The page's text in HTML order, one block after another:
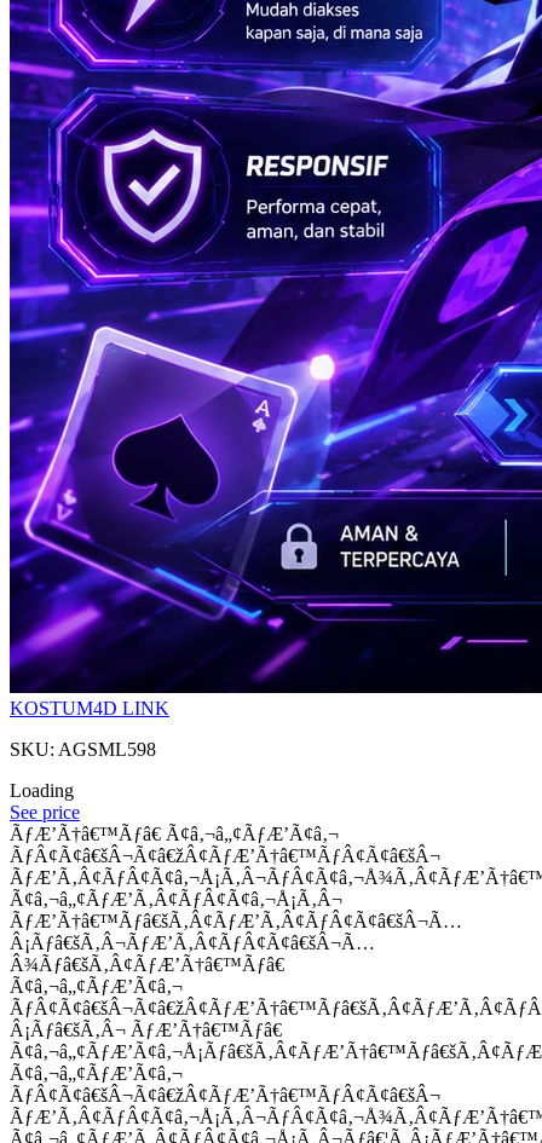
KOSTUM4D LINK
SKU: AGSML598
Loading
See price
ÃƒÆ’Ã†â€™Ãƒâ€ Ã¢â‚¬â„¢ÃƒÆ’Ã¢â‚¬
ÃƒÂ¢Ã¢â€šÂ¬Ã¢â€žÂ¢ÃƒÆ’Ã†â€™ÃƒÂ¢Ã¢â€šÂ¬
Ã¢â‚¬â„¢ÃƒÆ’Ã‚Â¢ÃƒÂ¢Ã¢â‚¬Å¡Ã‚Â¬
ÃƒÆ’Ã†â€™Ãƒâ€šÃ‚Â¢ÃƒÆ’Ã‚Â¢ÃƒÂ¢Ã¢â€šÂ¬Ã…
Â¡Ãƒâ€šÃ‚Â¬ÃƒÆ’Ã‚Â¢ÃƒÂ¢Ã¢â€šÂ¬Ã…
Â¾Ãƒâ€šÃ‚Â¢ÃƒÆ’Ã†â€™Ãƒâ€
Ã¢â‚¬â„¢ÃƒÆ’Ã¢â‚¬
Â¡Ãƒâ€šÃ‚Â¬ ÃƒÆ’Ã†â€™Ãƒâ€
Ã¢â‚¬â„¢ÃƒÆ’Ã¢â‚¬
ÃƒÂ¢Ã¢â€šÂ¬Ã¢â€žÂ¢ÃƒÆ’Ã†â€™ÃƒÂ¢Ã¢â€šÂ¬